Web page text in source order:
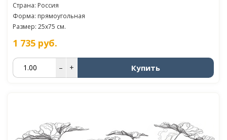
Страна: Россия
Форма: прямоугольная
Размер: 25x75 см.
1 735 руб.
– + Купить